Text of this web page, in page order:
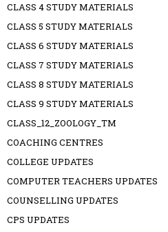
CLASS 4 STUDY MATERIALS
CLASS 5 STUDY MATERIALS
CLASS 6 STUDY MATERIALS
CLASS 7 STUDY MATERIALS
CLASS 8 STUDY MATERIALS
CLASS 9 STUDY MATERIALS
CLASS_12_ZOOLOGY_TM
COACHING CENTRES
COLLEGE UPDATES
COMPUTER TEACHERS UPDATES
COUNSELLING UPDATES
CPS UPDATES